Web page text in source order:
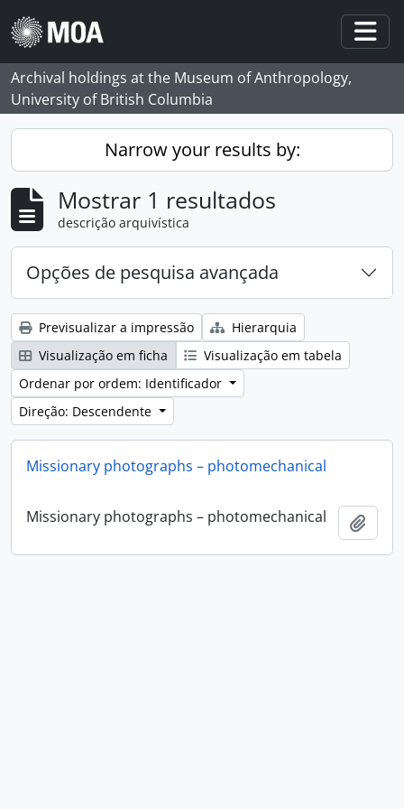
Skip to main content
Archival holdings at the Museum of Anthropology,
University of British Columbia
Narrow your results by:
Mostrar 1 resultados
descrição arquivística
Opções de pesquisa avançada
Previsualizar a impressão
Hierarquia
Visualização em ficha
Visualização em tabela
Ordenar por ordem: Identificador
Direção: Descendente
Missionary photographs – photomechanical
Missionary photographs – photomechanical